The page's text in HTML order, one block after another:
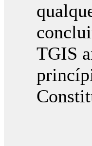
TGIS